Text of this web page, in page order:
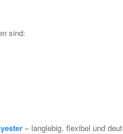
sind:
– langlebig, flexibel und